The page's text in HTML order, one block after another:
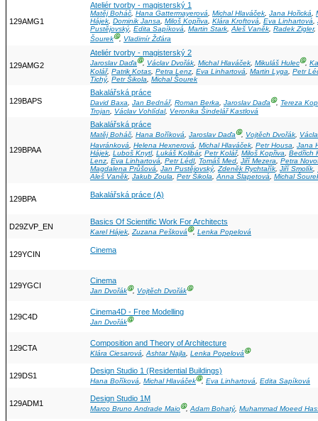
129AMG1
Ateliér tvorby - magisterský 1
Matěj Boháč, Hana Gattermayerová, Michal Hlaváček, Jana Hořická,
Hájek, Dominik Jansa, Miloš Kopřiva, Klára Kroftová, Eva Linhartová,
Pustějovský, Edita Sapíková, Martin Stark,Aleš Vaněk, Radek Zigler,
ŠourekⒼ, Vladimír Žďára
129AMG2
Ateliér tvorby - magisterský 2
Jaroslav DaďaⒼ, Václav Dvořák, Michal Hlaváček, Mikuláš HulecⒼ,
Kolář, Patrik Kotas Petra Lenz Eva Linhartová Martin Lyga
Petr
Tichý, Petr Šikola Michal Šourek
129BAPS
Bakalářská práce
David Baxa, Jan Bednář, Roman Berka, Jaroslav DaďaⒼ, Tereza
Trojan
Václav Vohlídal, Veronika Šindelář Kastlová
129BPAA
Bakalářská práce
Matěj Boháč, Hana Boříková, Jaroslav DaďaⒼ, Vojtěch Dvořák,
Havránková
Helena Hexnerová Michal Hlaváček Petr Housa
Jana
Hájek Luboš Knytl, Lukáš Kolibár, Petr Kolář, Miloš Kopřiva
Bedřich
Lenz Eva Linhartová Petr Lédl, Tomáš Med Jiří Mezera
Petra
Magdalena Průšová
Jan Pustějovský, Zdeněk Rychtařík Jiří Smolík
Aleš Vaněk Jakub Zoula Petr Šikola Anna Šlapetová Michal
129BPA Bakalářská práce (A)
D29ZVP_EN
Basics Of Scientific Work For Architects
Karel Hájek,Zuzana PeškováⒼ, Lenka Popelová
129YCIN Cinema
129YGCI
Cinema
Jan DvořákⒼ, Vojtěch DvořákⒼ
129C4D
Cinema4D - Free Modelling
Jan DvořákⒼ
129CTA
Composition and Theory of Architecture
Klára Ciesarová,Ashtar Najla, Lenka PopelováⒼ
129DS1
Design Studio 1 (Residential Buildings)
Hana Boříková, Michal HlaváčekⒼ, Eva Linhartová, Edita Sapíková
129ADM1
Design Studio 1M
Marco Bruno Andrade MaioⒼ,Adam Bohatý, Muhammad Moeed